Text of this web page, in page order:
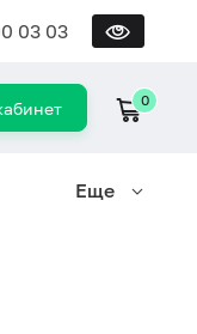
03 03
0
Еще